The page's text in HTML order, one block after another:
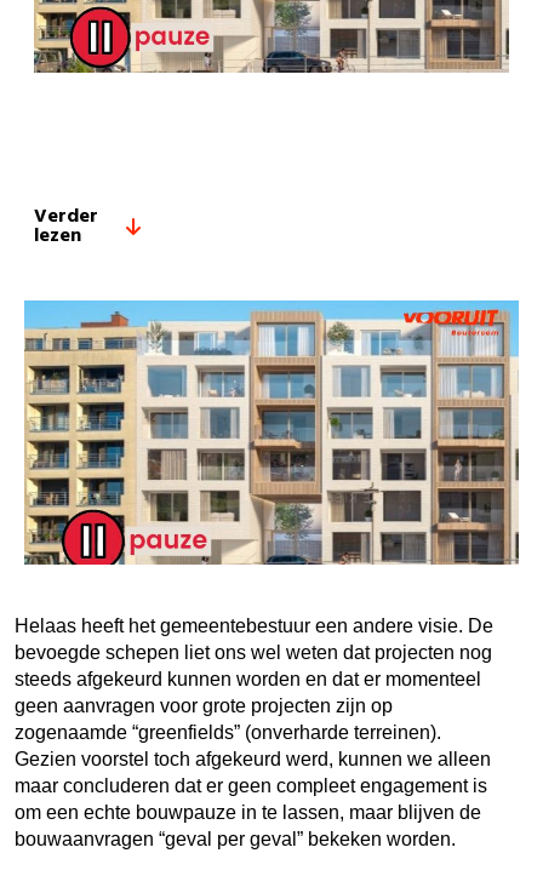
Verder
lezen
Helaas heeft het gemeentebestuur een andere visie. De
bevoegde schepen liet ons wel weten dat projecten nog
steeds afgekeurd kunnen worden en dat er momenteel
geen aanvragen voor grote projecten zijn op
zogenaamde “greenfields” (onverharde terreinen).
Gezien voorstel toch afgekeurd werd, kunnen we alleen
maar concluderen dat er geen compleet engagement is
om een echte bouwpauze in te lassen, maar blijven de
bouwaanvragen “geval per geval” bekeken worden.